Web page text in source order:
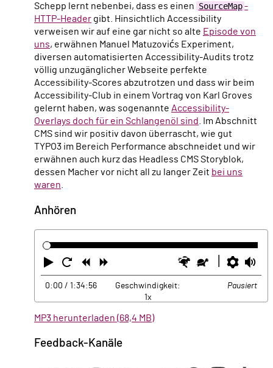
Schepp lernt nebenbei, dass es einen SourceMap -
HTTP-Header gibt. Hinsichtlich Accessibility
verweisen wir auf eine gar nicht so alte Episode von
uns, erwähnen Manuel Matuzovićs Experiment,
diversen automatisierten Accessibility-Audits trotz
völlig unzugänglicher Webseite perfekte
Accessibility-Scores abzutrotzen und dass wir beim
Accessibility-Club in einem Vortrag von Karl Groves
gelernt haben, was sogenannte Accessibility-
Overlays doch für ein Schlangenöl sind
. Im Abschnitt
CMS sind wir positiv davon überrascht, wie gut
TYPO3 im Bereich Performance abschneidet und wir
erwähnen auch kurz das Headless CMS Storyblok,
dessen Macher vor nicht all zu langer Zeit bei uns
waren
Anhören
Abspielen
Neustart
Zurück Schneller
Langsamer
0:00 / 1:34:56
Geschwindigkeit:
1x
Pausiert
MP3 herunterladen (68,4 MB)
Feedback-Kanäle